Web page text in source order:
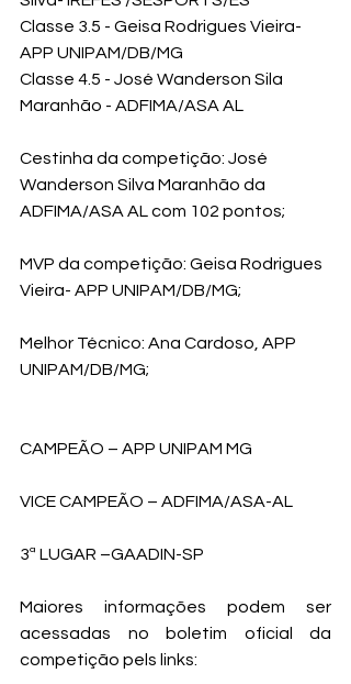
Classe 3.5 - Geisa Rodrigues Vieira-
APP UNIPAM/DB/MG
Classe 4.5 - José Wanderson Sila
Maranhão - ADFIMA/ASA AL
Cestinha da competição: José
Wanderson Silva Maranhão da
ADFIMA/ASA AL com 102 pontos;
MVP da competição: Geisa Rodrigues
Vieira- APP UNIPAM/DB/MG;
Melhor Técnico: Ana Cardoso, APP
UNIPAM/DB/MG;
CAMPEÃO – APP UNIPAM MG
VICE CAMPEÃO – ADFIMA/ASA-AL
3ª LUGAR –GAADIN-SP
Maiores informações podem ser
acessadas no boletim oficial da
competição pels links: